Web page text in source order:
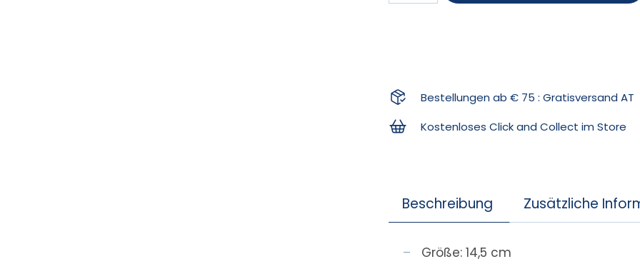
Bestellungen ab € 75 : Gratisversand AT
Kostenloses Click and Collect im Store
Beschreibung Zusätzliche
Größe: 14,5 cm